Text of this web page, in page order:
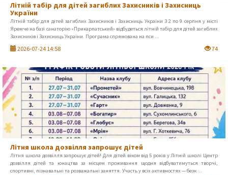
Літній табір для дітей загиблих Захисників і Захисниць
України
Літній табір для дітей загиблих Захисників і Захисниць України З 2 по 9 серпня у місті
Яремче на базі санаторію «Прикарпатський» відбудеться літній табір для дітей загиблих
Захисників і Захисниць України. Програма спрямована на пси ...
2026-07-24 14:58 74
Літня школа дозвілля запрошує дітей
Літня школа дозвілля запрошує дітей! Для дітей віком від 5 років у Літній школі Центр
дозвілля дітей та юнацтва за місцем проживання щодня відбуватимуться творчі,
спортивні, пізнавальні та розважальні заняття. Участь у всіх активностях — безк ...